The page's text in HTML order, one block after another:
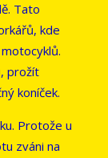
Tato
kde
prožít
koníček.
Protože u
zváni na